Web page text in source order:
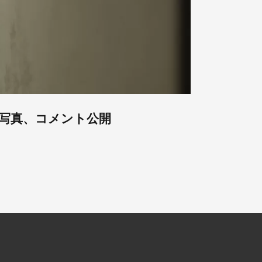
真、コメント公開